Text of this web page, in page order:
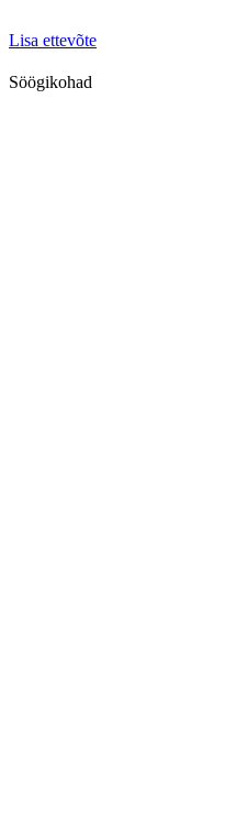
Lisa ettevõte
Söögikohad